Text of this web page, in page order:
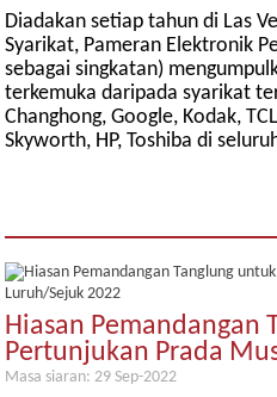
Diadakan setiap tahun di Las
Syarikat, Pameran Elektronik
sebagai singkatan)
terkemuka daripada syarikat
Changhong, Google, Kodak,
Skyworth, HP, Toshiba di
Hiasan Pemandangan
Pertunjukan Prada
Masa siaran: 29 Sep-2022